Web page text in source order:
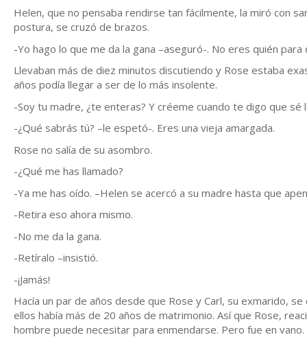
Helen, que no pensaba rendirse tan fácilmente, la miró con
postura, se cruzó de brazos.
-Yo hago lo que me da la gana –aseguró-. No eres quién
Llevaban más de diez minutos discutiendo y Rose estaba
años podía llegar a ser de lo más insolente.
-Soy tu madre, ¿te enteras? Y créeme cuando te digo que sé
-¿Qué sabrás tú? –le espetó-. Eres una vieja amargada.
Rose no salía de su asombro.
-¿Qué me has llamado?
-Ya me has oído. –Helen se acercó a su madre hasta que
-Retira eso ahora mismo.
-No me da la gana.
-Retíralo –insistió.
-¡Jamás!
Hacía un par de años desde que Rose y Carl, su exmarido,
ellos había más de 20 años de matrimonio. Así que Rose,
hombre puede necesitar para enmendarse. Pero fue en